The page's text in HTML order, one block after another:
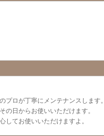
プロが丁寧にメンテナンスします。
の日からお使いいただけます。
してお使いいただけますよ。